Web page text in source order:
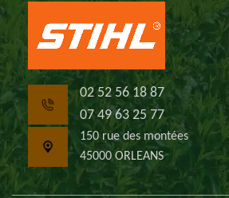
02 52 56 18 87
07 49 63 25 77
150 rue des montées
45000 ORLEANS